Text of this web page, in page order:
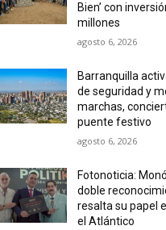
Bien’ con
millones
agosto 6, 2026
Barranquilla
de seguridad y
marchas,
puente festivo
agosto 6, 2026
Fotonoticia:
doble
resalta su papel
el Atlántico